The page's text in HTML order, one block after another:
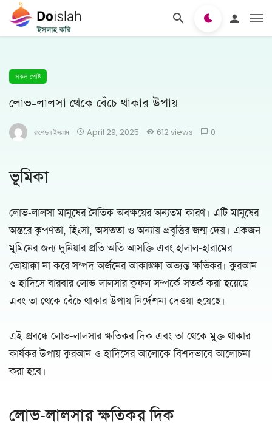
সকল পোষ্ট
লোভ-লালসা থেকে বেঁচে থাকার উপায়
রাশেদুল ইসলাম April 29, 2025 612 views 0
ভূমিকা
লোভ-লালসা মানুষের নৈতিক অবক্ষয়ের অন্যতম কারণ। এটি মানুষের
অন্তরে কৃপণতা, হিংসা, অসততা ও অন্যায় প্রবৃত্তির জন্ম দেয়। একজন
মুমিনের জন্য দুনিয়ার প্রতি অতি আসক্তি এবং হালাল-হারামের
তোয়াক্কা না করে সম্পদ অর্জনের আকাঙ্ক্ষা অত্যন্ত ক্ষতিকর। কুরআন
ও হাদিসে বারবার লোভ-লালসার কুফল সম্পর্কে সতর্ক করা হয়েছে
এবং তা থেকে বেঁচে থাকার উপায় নির্দেশনা দেওয়া হয়েছে।
এই প্রবন্ধে লোভ-লালসার ক্ষতিকর দিক এবং তা থেকে মুক্ত থাকার
কার্যকর উপায় কুরআন ও হাদিসের আলোকে বিশদভাবে আলোচনা
করা হবে।
লোভ-লালসার ক্ষতিকর দিক